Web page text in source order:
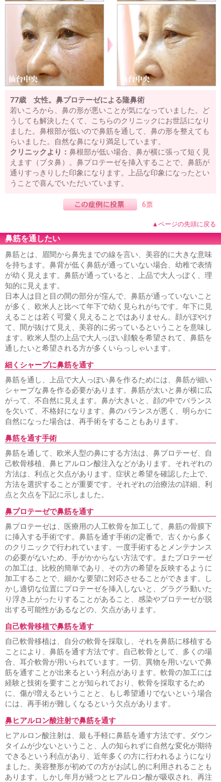
77歳 女性。鼻プロテーゼによる隆鼻術
若いころから、鼻の形が悪いことが気になっていました。ど
うしても解決したくて、こちらのクリニックにお世話になり
ました。鼻根部が低いので鼻筋を通して、鼻の形を整えても
らいました。自然な鼻になり満足しています。
クリニックより： 鼻根部が低い場合、鼻が横に張って短く見
えます（ブタ鼻）。鼻プロテーゼを挿入することで、鼻筋が
通りすっきりした印象になります。上品な印象になったとい
うことで喜んでいただいています。
6票
▲ページの先頭に戻る
鼻筋を通したい
鼻筋とは、眉間から鼻先までの線を言い、美容的に大きな意味
を持ちます。鼻背が低く鼻筋が通っていない場合、幼稚で表情
が幼く見えます。鼻筋が通っていると、上品で大人っぽく、理
知的に見えます。
日本人は目と目の間の部分が窪んで、鼻筋が通っていないこと
が多く、欧米人と比べて年下で幼く見られがちです。年下に見
えることは若く可愛く見えることではありません。顔がぼやけ
て、間が抜けて見え、美容的に劣っているということを意味し
ます。欧米人型の上品で大人っぽい顔貌を希望されて、鼻筋を
通したいと希望される方が多くいらっしゃいます。
細くシャープに鼻筋を通す
鼻筋を通し、上品で大人っぽい鼻を作るためには、鼻筋が細い
シャープな鼻を作る必要があります。鼻筋が太いと鼻が横に広
がって、不自然に見えます。鼻が大きいと、顔の中でバランス
を欠いて、不格好になります。鼻のバランスが悪く、明らかに
自然になった場合は、再手術をすることもあります。
鼻筋を通す手術
鼻筋を通して、欧米人型の鼻にする方法は、鼻プロテーゼ、自
己軟骨移植、鼻ヒアルロン酸注入などがあります。それぞれの
方法は、利点と欠点があります。症状と希望を確認した上で、
方法を選択することが重要です。それぞれの治療法の詳細、利
点と欠点を下記に示しました。
鼻プロテーゼで鼻筋を通す
鼻プロテーゼは、医療用の人工軟骨を加工して、鼻筋の骨膜下
に挿入する手術です。鼻筋を通す手術の定番で、古くから多く
のクリニックで行われています。一度手術するとメンテナンス
の必要がないため、手がかからない方法です。またプロテーゼ
の加工は、比較的簡単であり、その方の希望を反映するように
加工することで、細かな要望に対応させることができます。し
かし適切な位置にプロテーゼを挿入しないと、グラグラ動いた
り浮き上がったりすることがあること、感染やプロテーゼが脱
出する可能性があるなどの、欠点があります。
自己軟骨移植で鼻筋を通す
自己軟骨移植は、自分の軟骨を採取し、それを鼻筋に移植する
ことにより、鼻筋を通す方法です。自己軟骨として、多くの場
合、耳介軟骨が用いられています。一切、異物を用いないで鼻
筋を通すことが出来るという利点があります。軟骨の加工には
経験と技術を要すことが知られており、軟骨を採取するため
に、傷が増えるということと、もし希望通りでないという場合
には、再手術が難しくなるという欠点があります。
鼻ヒアルロン酸注射で鼻筋を通す
ヒアルロン酸注射は、最も手軽に鼻筋を通す方法です。ダウン
タイムが少ないということ、人の知られずに自然な変化が期待
できるという利点があり、近年多くの方に行われるようになり
ました。美容整形が初めての方がお試し的に利用されることも
あります。しかし年月が経つとヒアルロン酸が吸収され、再注